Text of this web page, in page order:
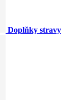
Doplňky stravy